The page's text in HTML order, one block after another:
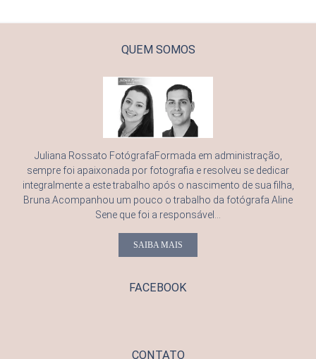
QUEM SOMOS
Juliana Rossato FotógrafaFormada em administração,
sempre foi apaixonada por fotografia e resolveu se dedicar
integralmente a este trabalho após o nascimento de sua filha,
Bruna.Acompanhou um pouco o trabalho da fotógrafa Aline
Sene que foi a responsável...
SAIBA MAIS
FACEBOOK
CONTATO